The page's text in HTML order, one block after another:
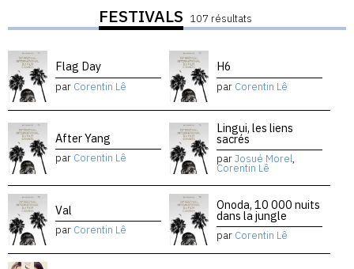
FESTIVALS 107 résultats
Flag Day
par Corentin Lê
H6
par Corentin Lê
After Yang
par Corentin Lê
Lingui, les liens
sacrés
parJosué Morel,
Corentin Lê
Val
par Corentin Lê
Onoda, 10 000 nuits
dans la jungle
par Corentin Lê